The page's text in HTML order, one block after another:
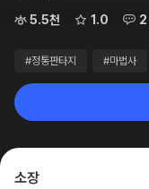
5.5천
1.0 2
#정통판타지 #마법사
소장